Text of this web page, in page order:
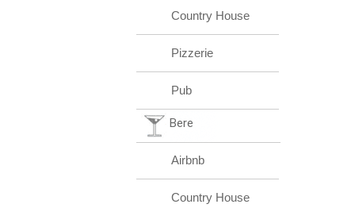
Country House
Pizzerie
Pub
Bere
Airbnb
Country House